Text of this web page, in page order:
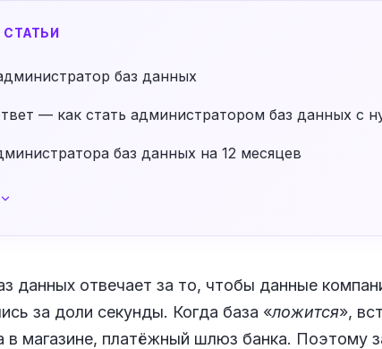
баз данных
— как стать администратором баз данных с
баз данных на 12 месяцев
данных отвечает за то, чтобы данные
за доли секунды. Когда база «ложится»,
в магазине, платёжный шлюз банка. Поэтому